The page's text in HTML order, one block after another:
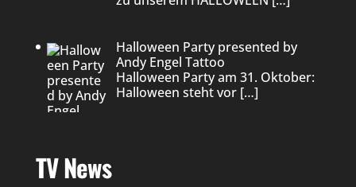
Halloween Party presented by
Andy Engel Tattoo
Halloween Party am 31. Oktober:
Halloween steht vor […]
TV News